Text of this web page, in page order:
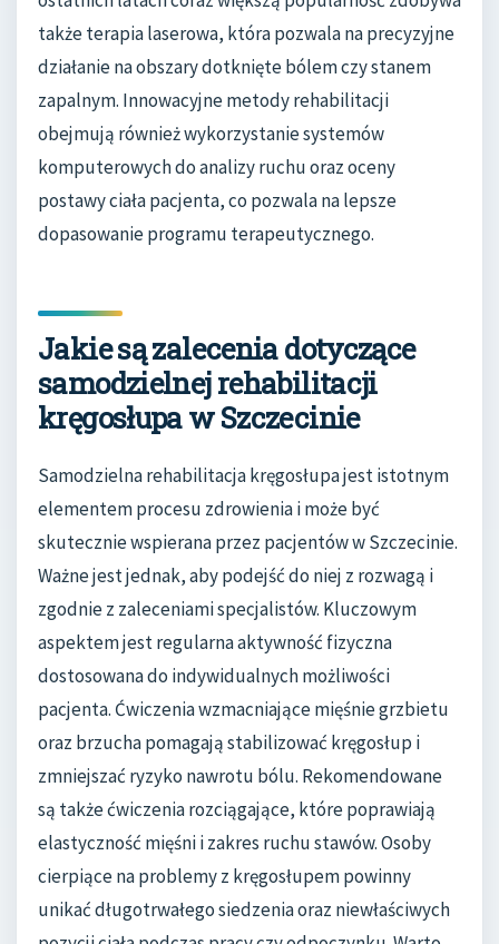
także terapia laserowa, która pozwala na precyzyjne
działanie na obszary dotknięte bólem czy stanem
zapalnym. Innowacyjne metody rehabilitacji
obejmują również wykorzystanie systemów
komputerowych do analizy ruchu oraz oceny
postawy ciała pacjenta, co pozwala na lepsze
dopasowanie programu terapeutycznego.
Jakie są zalecenia dotyczące
samodzielnej rehabilitacji
kręgosłupa w Szczecinie
Samodzielna rehabilitacja kręgosłupa jest istotnym
elementem procesu zdrowienia i może być
skutecznie wspierana przez pacjentów w Szczecinie.
Ważne jest jednak, aby podejść do niej z rozwagą i
zgodnie z zaleceniami specjalistów. Kluczowym
aspektem jest regularna aktywność fizyczna
dostosowana do indywidualnych możliwości
pacjenta. Ćwiczenia wzmacniające mięśnie grzbietu
oraz brzucha pomagają stabilizować kręgosłup i
zmniejszać ryzyko nawrotu bólu. Rekomendowane
są także ćwiczenia rozciągające, które poprawiają
elastyczność mięśni i zakres ruchu stawów. Osoby
cierpiące na problemy z kręgosłupem powinny
unikać długotrwałego siedzenia oraz niewłaściwych